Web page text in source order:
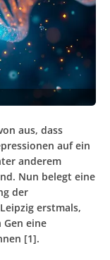
aus, dass
auf ein
anderem
Nun belegt eine
der
erstmals,
eine
[1].